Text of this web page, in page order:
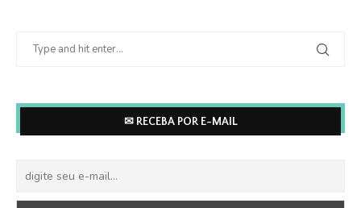
✉ RECEBA POR E-MAIL